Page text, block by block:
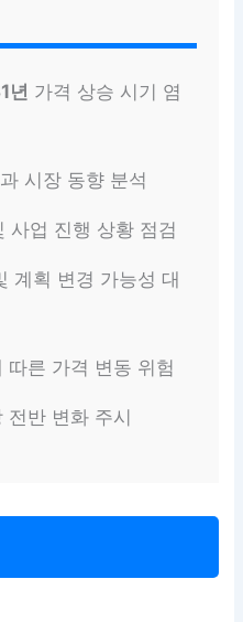
년 가격 상승 시기 염
시장 동향 분석
사업 진행 상황 점검
계획 변경 가능성 대
따른 가격 변동 위험
전반 변화 주시